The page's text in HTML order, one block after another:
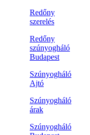
Redőny
szerelés
Redőny
szúnyogháló
Budapest
Szúnyogháló
Ajtó
Szúnyogháló
árak
Szúnyogháló